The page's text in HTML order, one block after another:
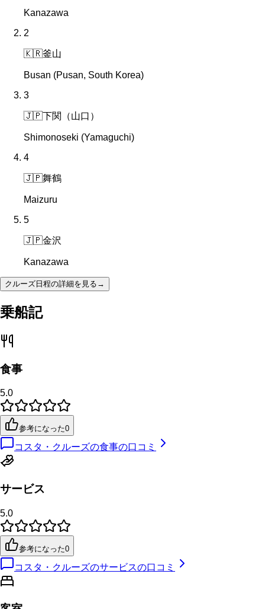
Kanazawa
2
🇰🇷釜山
Busan (Pusan, South Korea)
3
🇯🇵下関（山口）
Shimonoseki (Yamaguchi)
4
🇯🇵舞鶴
Maizuru
5
🇯🇵金沢
Kanazawa
クルーズ日程の詳細を見る →
乗船記
食事
5.0
参考になった0
コスタ・クルーズの食事の口コミ
サービス
5.0
参考になった0
コスタ・クルーズのサービスの口コミ